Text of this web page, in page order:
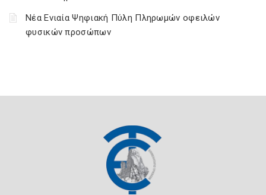
Νέα Ενιαία Ψηφιακή Πύλη Πληρωμών οφειλών
φυσικών προσώπων